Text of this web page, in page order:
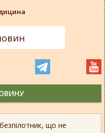
безпілотник, що не